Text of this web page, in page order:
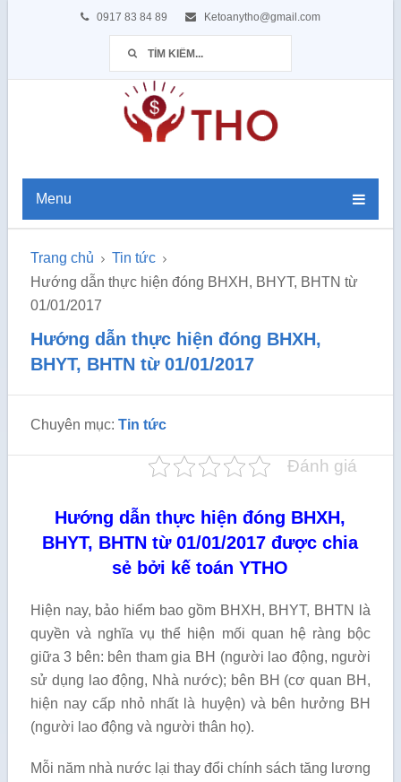
0917 83 84 89 Ketoanytho@gmail.com
Menu
Trang chủ
Tin tức
Hướng dẫn thực hiện đóng BHXH, BHYT, BHTN từ
01/01/2017
Hướng dẫn thực hiện đóng BHXH,
BHYT, BHTN từ 01/01/2017
Chuyên mục: Tin tức
Đánh giá
Hướng dẫn thực hiện đóng BHXH,
BHYT, BHTN từ 01/01/2017 được chia
sẻ bởi kế toán YTHO
Hiện nay, bảo hiểm bao gồm BHXH, BHYT, BHTN là
quyền và nghĩa vụ thể hiện mối quan hệ ràng bộc
giữa 3 bên: bên tham gia BH (người lao động, người
sử dụng lao động, Nhà nước); bên BH (cơ quan BH,
hiện nay cấp nhỏ nhất là huyện) và bên hưởng BH
(người lao động và người thân họ).
Mỗi năm nhà nước lại thay đổi chính sách tăng lương